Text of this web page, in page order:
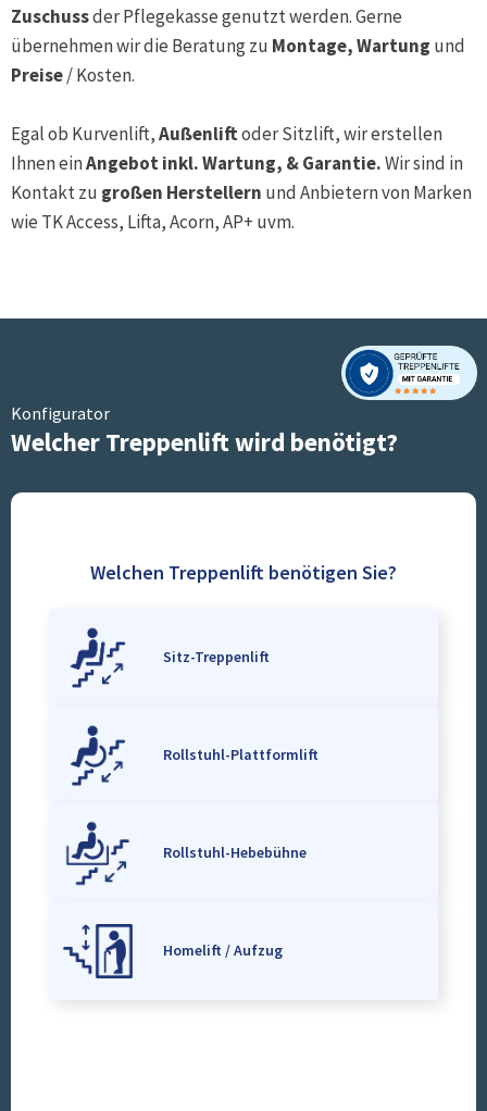
Zuschussder Pflegekasse genutzt werden. Gerne
übernehmen wir die Beratung zu Montage, Wartung und
Preise/ Kosten.
Egal ob Kurvenlift,Außenliftoder Sitzlift, wir erstellen
Ihnen einAngebot inkl. Wartung, & Garantie.Wir sind in
Kontakt zu großen Herstellern und Anbietern von Marken
wie TK Access, Lifta, Acorn, AP+ uvm.
Konfigurator
Welcher Treppenlift wird benötigt?
Welchen Treppenlift benötigen Sie?
Sitz-Treppenlift
Rollstuhl-Plattformlift
Rollstuhl-Hebebühne
Homelift / Aufzug